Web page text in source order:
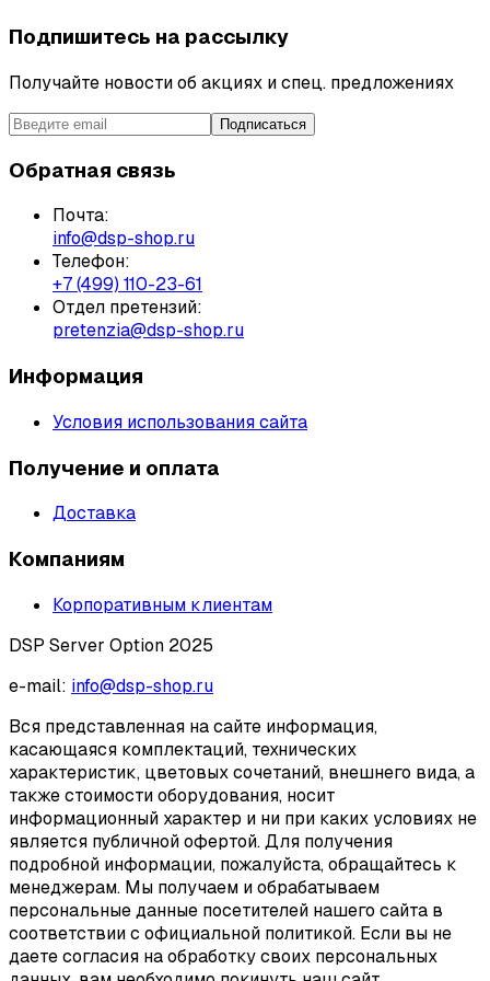
Подпишитесь на рассылку
Получайте новости об акциях и спец. предложениях
Подписаться
Обратная связь
Почта:
info@dsp-shop.ru
Телефон:
+7 (499) 110-23-61
Отдел претензий:
pretenzia@dsp-shop.ru
Информация
Условия использования сайта
Получение и оплата
Доставка
Компаниям
Корпоративным клиентам
DSP Server Option 2025
e-mail: info@dsp-shop.ru
Вся представленная на сайте информация,
касающаяся комплектаций, технических
характеристик, цветовых сочетаний, внешнего вида, а
также стоимости оборудования, носит
информационный характер и ни при каких условиях не
является публичной офертой. Для получения
подробной информации, пожалуйста, обращайтесь к
менеджерам. Мы получаем и обрабатываем
персональные данные посетителей нашего сайта в
соответствии с официальной политикой. Если вы не
даете согласия на обработку своих персональных